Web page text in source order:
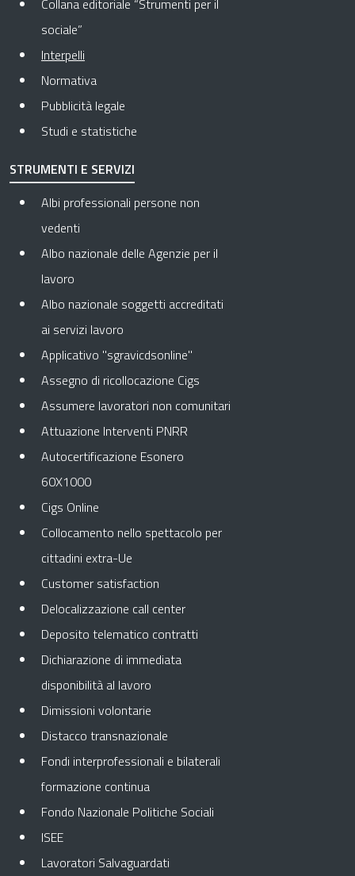
Collana editoriale “Strumenti per il
sociale”
Interpelli
Normativa
Pubblicità legale
Studi e statistiche
STRUMENTI E SERVIZI
Albi professionali persone non
vedenti
Albo nazionale delle Agenzie per il
lavoro
Albo nazionale soggetti accreditati
ai servizi lavoro
Applicativo "sgravicdsonline"
Assegno di ricollocazione Cigs
Assumere lavoratori non comunitari
Attuazione Interventi PNRR
Autocertificazione Esonero
60X1000
Cigs Online
Collocamento nello spettacolo per
cittadini extra-Ue
Customer satisfaction
Delocalizzazione call center
Deposito telematico contratti
Dichiarazione di immediata
disponibilità al lavoro
Dimissioni volontarie
Distacco transnazionale
Fondi interprofessionali e bilaterali
formazione continua
Fondo Nazionale Politiche Sociali
ISEE
Lavoratori Salvaguardati